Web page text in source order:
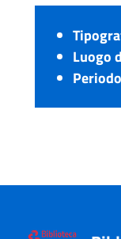
Luogo